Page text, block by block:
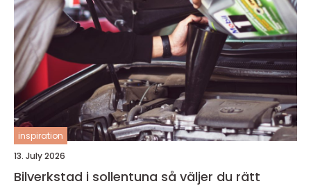
inspiration
13. July 2026
Bilverkstad i sollentuna så väljer du rätt